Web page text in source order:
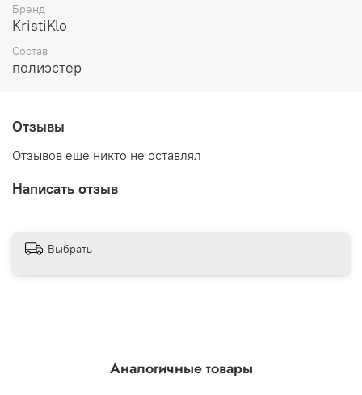
Бренд
KristiKlo
Состав
полиэстер
Отзывы
Отзывов еще никто не оставлял
Написать отзыв
Выбрать
Аналогичные товары